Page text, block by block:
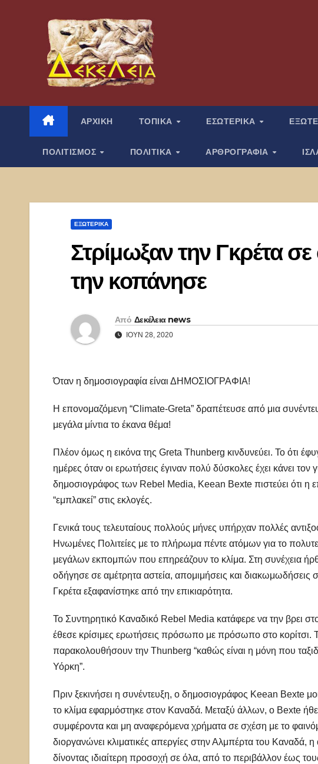
περιεχόμενο
ΑΡΧΙΚΗ ΤΟΠΙΚΑ ΕΣΩΤΕΡΙΚΑ
ΠΟΛΙΤΙΣΜΟΣ ΠΟΛΙΤΙΚΑ ΑΡΘΡΟΓΡΑΦΙΑ
ΕΞΩΤΕΡΙΚΑ
Στρίμωξαν την Γκρέτα σε
την κοπάνησε
Από Δεκέλεια news
ΙΟΎΝ 28, 2020
Όταν η δημοσιογραφία είναι ΔΗΜΟΣΙΟΓΡΑΦΙΑ!
Η επονομαζόμενη “Climate-Greta” δραπέτευσε από μια
μεγάλα μίντια το έκανα θέμα!
Πλέον όμως η εικόνα της Greta Thunberg κινδυνεύει. Το ότι
ημέρες όταν οι ερωτήσεις έγιναν πολύ δύσκολες έχει κάνει
δημοσιογράφος των Rebel Media, Keean Bexte πιστεύει ότι η
“εμπλακεί” στις εκλογές.
Γενικά τους τελευταίους πολλούς μήνες υπήρχαν πολλές
Ηνωμένες Πολιτείες με το πλήρωμα πέντε ατόμων για το
μεγάλων εκπομπών που επηρεάζουν το κλίμα. Στη συνέχεια
οδήγησε σε αμέτρητα αστεία, απομιμήσεις και διακωμωδήσεις
Γκρέτα εξαφανίστηκε από την επικιαρότητα.
Το Συντηρητικό Καναδικό Rebel Media κατάφερε να την βρει
έθεσε κρίσιμες ερωτήσεις πρόσωπο με πρόσωπο στο κορίτσι.
παρακολουθήσουν την Thunberg “καθώς είναι η μόνη που
Υόρκη”.
Πριν ξεκινήσει η συνέντευξη, ο δημοσιογράφος Keean Bexte
το κλίμα εφαρμόστηκε στον Καναδά. Μεταξύ άλλων, ο Bexte
συμφέροντα και μη αναφερόμενα χρήματα σε σχέση με το
διοργανώνει κλιματικές απεργίες στην Αλμπέρτα του Καναδά,
δίνοντας ιδιαίτερη προσοχή σε όλα, από το περιβάλλον έως